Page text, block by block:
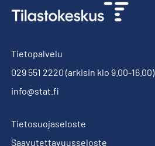
Tietopalvelu
029 551 2220 (arkisin klo 9.00-16.00)
info@stat.fi
Tietosuojaseloste
Saavutettavuusseloste